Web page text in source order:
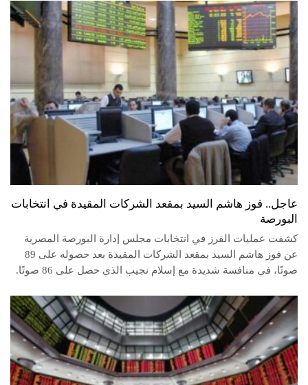
عاجل.. فوز هاشم السيد بمقعد الشركات المقيدة في انتخابات
البورصة
كشفت عمليات الفرز في انتخابات مجلس إدارة البورصة المصرية
عن فوز هاشم السيد بمقعد الشركات المقيدة بعد حصوله على 89
صوتًا، في منافسة شديدة مع إسلام نجيب الذي حصل على 86 صوتًا.